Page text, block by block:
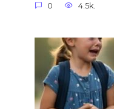
0 4.5k.